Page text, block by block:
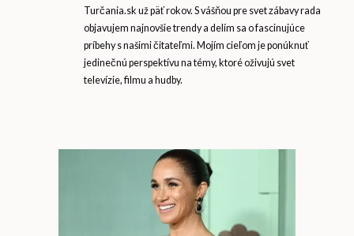
Turčania.sk už päť rokov. S vášňou pre svet zábavy rada
objavujem najnovšie trendy a delím sa o fascinujúce
príbehy s našimi čitateľmi. Mojím cieľom je ponúknuť
jedinečnú perspektívu na témy, ktoré oživujú svet
televízie, filmu a hudby.